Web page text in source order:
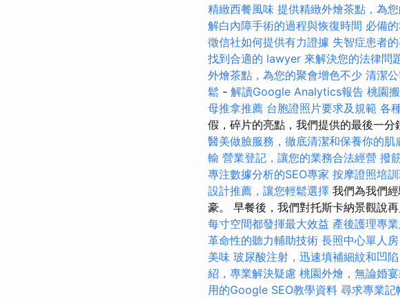
精緻西餐風味 提供精緻外燴茶點，為
解白內障手術的過程與恢復時間 必備
徵信社如何提供有力證據 失智症患者
找到合適的 lawyer 來解決您的法律問
外燴茶點，為您的聚會增色不少 清潔
鬆 - 解讀Google Analytics報告 桃園
母推拿推薦 台胞證照片要求及規範 各
假，碎片的亮點，我們提供的最後一分
醫美做臉服務，徹底清潔和保養你的肌
輸 營業登記，讓您的業務合法經營 撥
專注數據分析的SEO專家 按摩證照培
設計推薦，讓您輕鬆選擇 我們為我們
豪。 早餐後，我們對托斯卡納景觀說再
每寸空間都發揮最大效益 產後護理專
革命性的聽力輔助技術 長照中心單人
美味 玻尿酸注射，迅速填補細紋和凹陷
紹，專業解決疑慮 桃園外燴，無論婚
用的Google SEO教學資料 尋求專業記